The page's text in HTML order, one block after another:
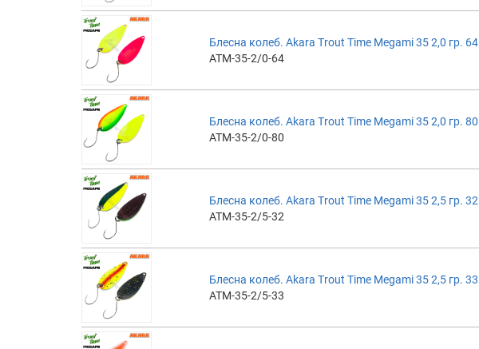
Блесна колеб. Akara Trout Time Megami 35 2,0 гр. 64
ATM-35-2/0-64
Блесна колеб. Akara Trout Time Megami 35 2,0 гр. 80
ATM-35-2/0-80
Блесна колеб. Akara Trout Time Megami 35 2,5 гр. 32
ATM-35-2/5-32
Блесна колеб. Akara Trout Time Megami 35 2,5 гр. 33
ATM-35-2/5-33